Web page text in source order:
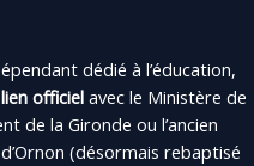
dédié à l’éducation,
officiel avec le Ministère de
de la Gironde ou l’ancien
(désormais rebaptisé